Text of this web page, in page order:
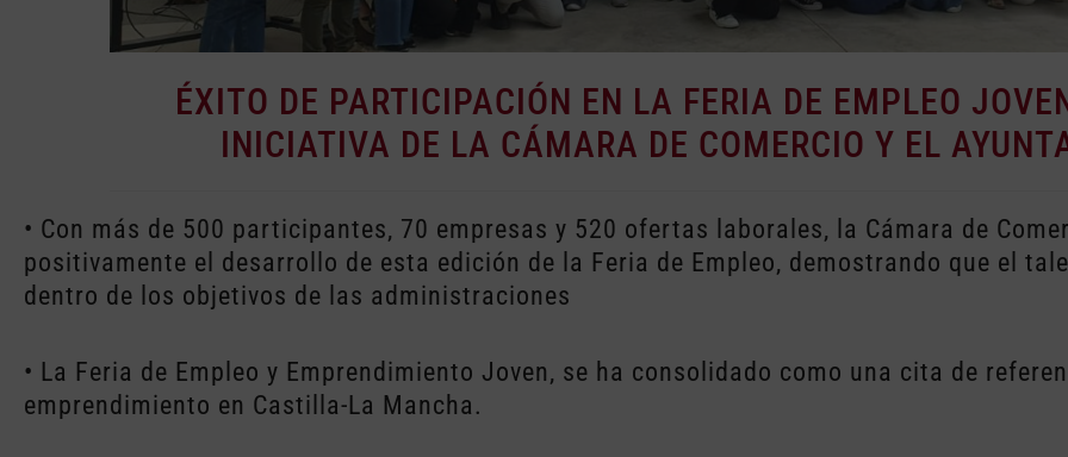
ÉXITO DE PARTICIPACIÓN EN LA FERIA DE EMPLEO
INICIATIVA DE LA CÁMARA DE COMERCIO Y EL
• Con más de 500 participantes, 70 empresas y 520 ofertas laborales, la Cámara de
positivamente el desarrollo de esta edición de la Feria de Empleo, demostrando que el
dentro de los objetivos de las administraciones
• La Feria de Empleo y Emprendimiento Joven, se ha consolidado como una cita de
emprendimiento en Castilla-La Mancha.